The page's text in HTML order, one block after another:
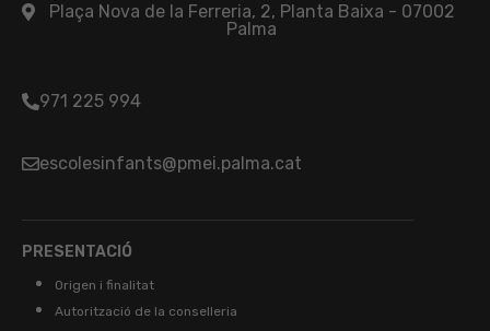
Plaça Nova de la Ferreria, 2, Planta Baixa - 07002
Palma
971 225 994
escolesinfants@pmei.palma.cat
PRESENTACIÓ
Origen i finalitat
Autorització de la conselleria